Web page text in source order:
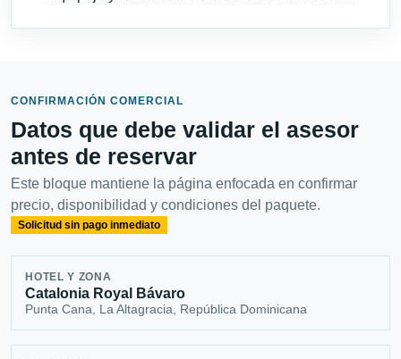
CONFIRMACIÓN COMERCIAL
Datos que debe validar el asesor
antes de reservar
Este bloque mantiene la página enfocada en confirmar
precio, disponibilidad y condiciones del paquete.
Solicitud sin pago inmediato
HOTEL Y ZONA
Catalonia Royal Bávaro
Punta Cana, La Altagracia, República Dominicana